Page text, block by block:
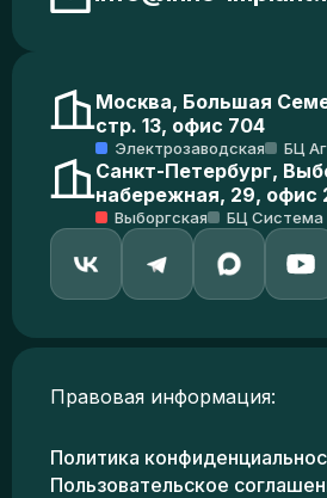
Москва, Большая
стр. 13, офис 704
Электрозаводская БЦ
Санкт-Петербург,
набережная, 29, офис
Выборгская БЦ Система
Правовая информация:
Политика
Пользовательское